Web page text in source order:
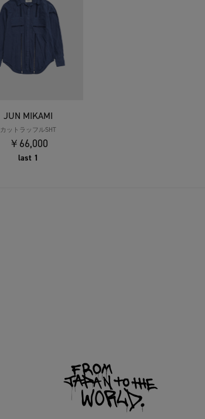
JUN MIKAMI
カットラッフルSHT
￥66,000
last 1